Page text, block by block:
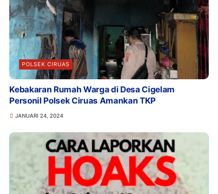
POLSEK CIRUAS
Kebakaran Rumah Warga di Desa Cigelam
Personil Polsek Ciruas Amankan TKP
JANUARI 24, 2024